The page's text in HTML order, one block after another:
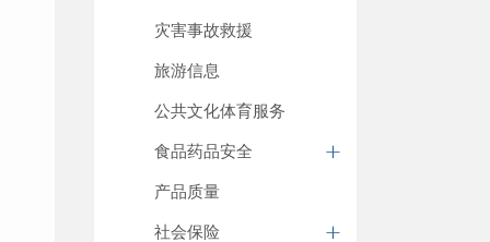
灾害事故救援
旅游信息
公共文化体育服务
食品药品安全
产品质量
社会保险